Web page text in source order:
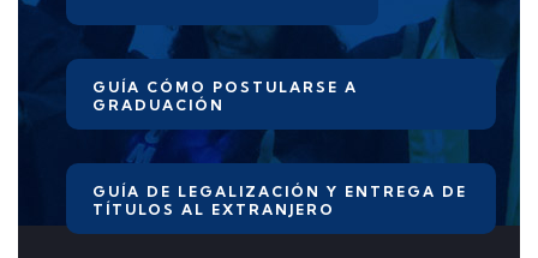
GUÍA CÓMO POSTULARSE A
GRADUACIÓN
GUÍA DE LEGALIZACIÓN Y ENTREGA DE
TÍTULOS AL EXTRANJERO